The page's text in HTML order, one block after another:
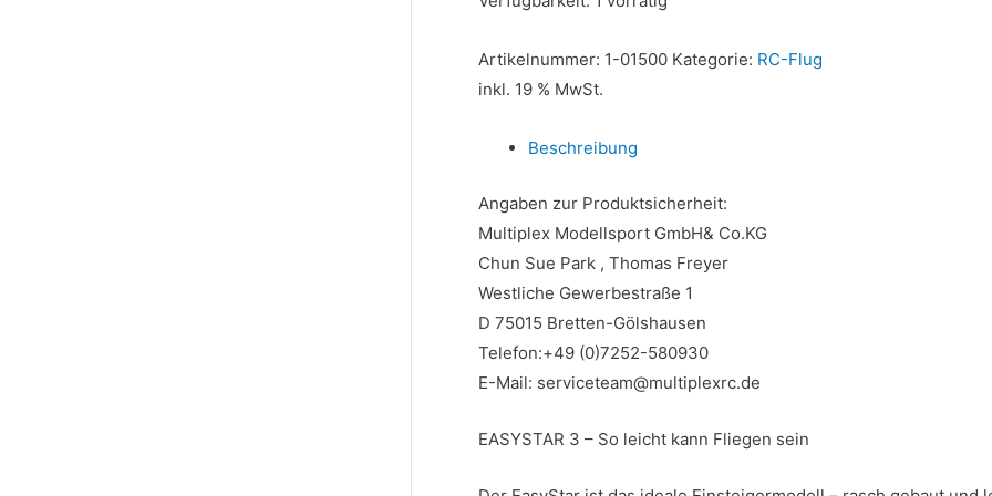
Artikelnummer: 1-01500 Kategorie: RC-Flug
inkl. 19 % MwSt.
Beschreibung
Angaben zur Produktsicherheit:
Multiplex Modellsport GmbH& Co.KG
Chun Sue Park , Thomas Freyer
Westliche Gewerbestraße 1
D 75015 Bretten-Gölshausen
Telefon:+49 (0)7252-580930
E-Mail: serviceteam@multiplexrc.de
EASYSTAR 3 – So leicht kann Fliegen sein